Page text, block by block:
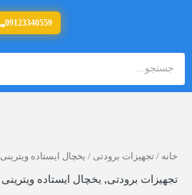
09123340559
خانه / تجهیزات برودتی / یخچال ایستاده ویترینی
تجهیزات برودتی, یخچال ایستاده ویترینی